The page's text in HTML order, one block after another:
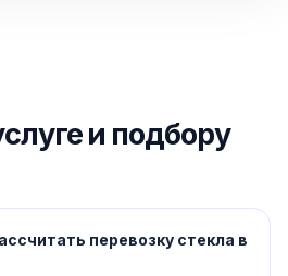
и подбору
перевозку стекла в